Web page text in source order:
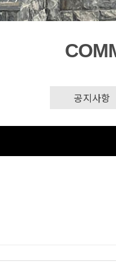
공지사항